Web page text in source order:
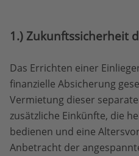
1.) Zukunftssicherheit
Das Errichten einer
finanzielle Absicherung
Vermietung dieser
zusätzliche Einkünfte, die
bedienen und eine
Anbetracht der